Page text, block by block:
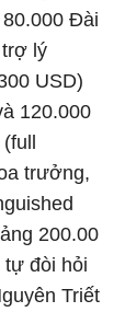
Đài
lý
USD)
120.000
trưởng,
200.00
tự đòi hỏi
Triết